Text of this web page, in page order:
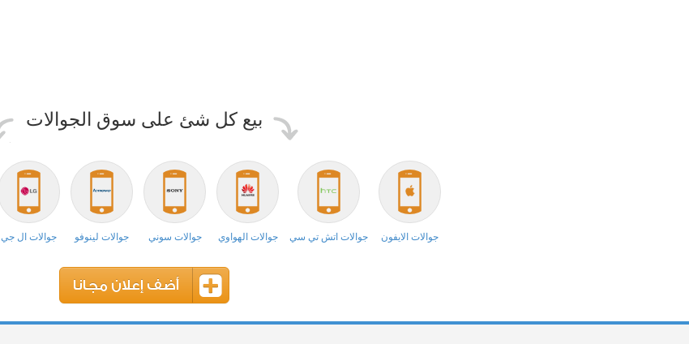
بيع كل شئ على سوق الجوالات
جوالات الايفون جوالات اتش تي سي جوالات الهواوي جوالات سوني جوالات لينوفو جوالات ال جي
أضف إعلان مجانا